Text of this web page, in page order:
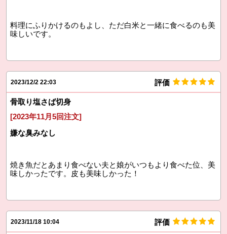
料理にふりかけるのもよし、ただ白米と一緒に食べるのも美
味しいです。
2023/12/2 22:03 評価
骨取り塩さば切身
[2023年11月5回注文]
嫌な臭みなし
焼き魚だとあまり食べない夫と娘がいつもより食べた位、美
味しかったです。皮も美味しかった！
2023/11/18 10:04 評価